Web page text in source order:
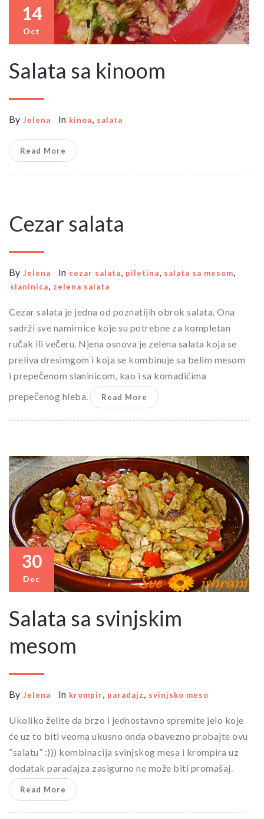
14
Oct
Salata sa kinoom
By Jelena In kinoa, salata
Read More
Cezar salata
By Jelena In cezar salata, piletina, salata sa mesom,
slaninica, zelena salata
Cezar salata je jedna od poznatijih obrok salata. Ona
sadrži sve namirnice koje su potrebne za kompletan
ručak ili večeru. Njena osnova je zelena salata koja se
preliva dresimgom i koja se kombinuje sa belim mesom
i prepečenom slaninicom, kao i sa komadićima
prepečenog hleba.
Read More
30
Dec
Salata sa svinjskim
mesom
By Jelena In krompir paradajz svinjsko meso
Ukoliko želite da brzo i jednostavno spremite jelo koje
će uz to biti veoma ukusno onda obavezno probajte ovu
“salatu” :))) kombinacija svinjskog mesa i krompira uz
dodatak paradajza zasigurno ne može biti promašaj.
Read More